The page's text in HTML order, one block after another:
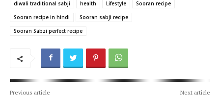
diwali traditional sabji
health Lifestyle
Sooran recipe
Sooran recipe in hindi
Sooran sabji recipe
Sooran Sabzi perfect recipe
Previous article Next article